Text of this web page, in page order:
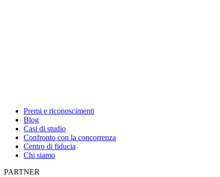
Premi e riconoscimenti
Blog
Casi di studio
Confronto con la concorrenza
Centro di fiducia
Chi siamo
PARTNER